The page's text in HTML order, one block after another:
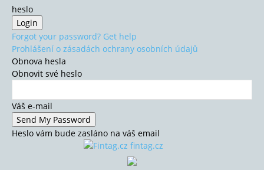
heslo
Forgot your password? Get help
Prohlášení o zásadách ochrany osobních údajů
Obnova hesla
Obnovit své heslo
Váš e-mail
Heslo vám bude zasláno na váš email
fintag.cz